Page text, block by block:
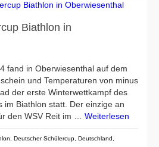
Biathlon in
fand in Oberwiesenthal auf dem
und Temperaturen von minus
der erste Winterwettkampf des
im Biathlon statt. Der einzige an
den WSV Reit im … Weiterlesen
Deutscher Schülercup Deutschland